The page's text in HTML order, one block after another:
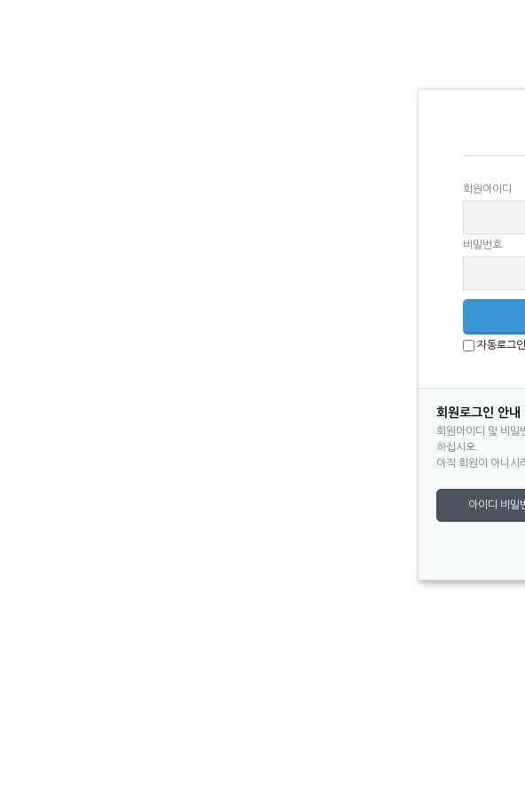
회원아이디
비밀번호
자동로그인
회원로그인 안내
회원아이디 및 비밀
하십시오.
아직 회원이 아니시
아이디 비밀